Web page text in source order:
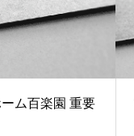
ム百楽園 重要